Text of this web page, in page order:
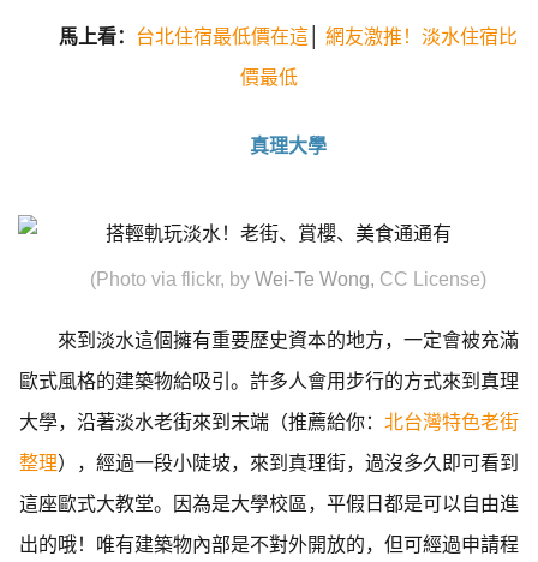
馬上看： 台北住宿最低價在這
網友激推！淡水住宿比
價最低
真理大學
(Photo via flickr, by Wei-Te Wong, CC License)
來到淡水這個擁有重要歷史資本的地方，一定會被充滿
歐式風格的建築物給吸引。許多人會用步行的方式來到真理
大學，沿著淡水老街來到末端（推薦給你： 北台灣特色老街
整理），經過一段小陡坡，來到真理街，過沒多久即可看到
這座歐式大教堂。因為是大學校區，平假日都是可以自由進
出的哦！唯有建築物內部是不對外開放的，但可經過申請程